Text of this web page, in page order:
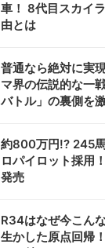
車！ 8代目スカイ
由とは
普通なら絶対に実
マ界の伝説的な一
バトル」の裏側を
約800万円!? 245
ロパイロット採用
発売
R34はなぜ今こん
生かした原点回帰